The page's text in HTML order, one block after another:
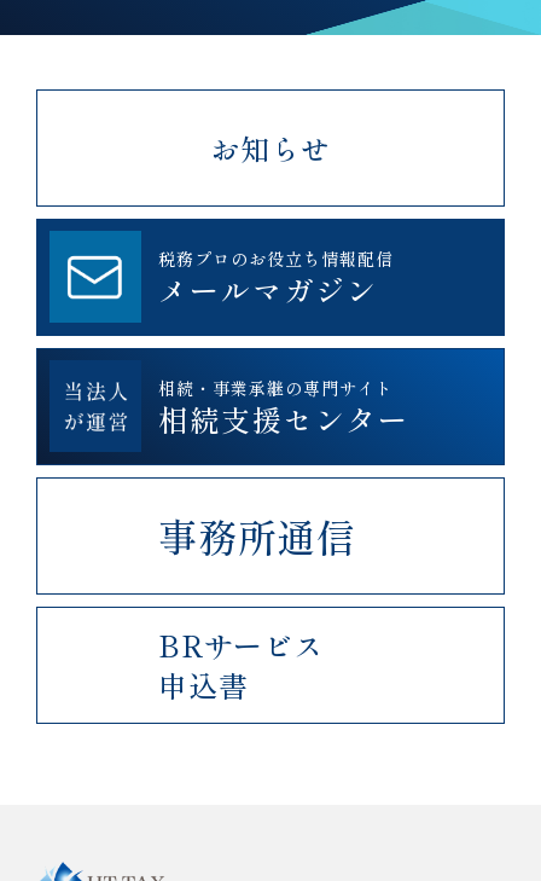
お知らせ
税務プロのお役立ち情報配信
メールマガジン
相続・事業承継の専門サイト
相続支援センター
事務所通信
BRサービス
申込書